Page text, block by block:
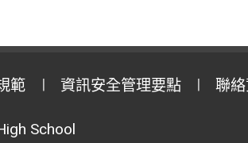
範 資訊安全管理要點 聯
School